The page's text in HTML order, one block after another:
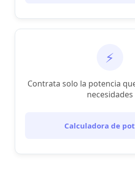
⚡
Contrata solo la potencia
necesidades
Calculadora de